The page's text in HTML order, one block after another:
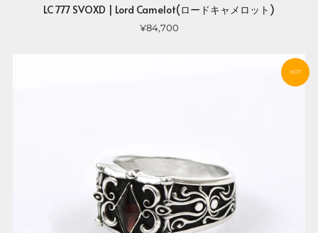
LC 777 SVOXD | Lord Camelot(ロードキャメロット)
¥84,700
HOT